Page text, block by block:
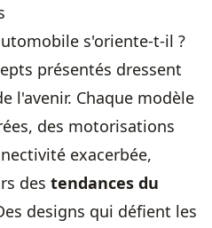
s'oriente-t-il ?
présentés dressent
l'avenir. Chaque modèle
des motorisations
exacerbée,
des tendances du
designs qui défient les